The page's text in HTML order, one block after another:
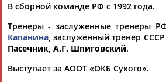
В сборной команде РФ с 1992 года.
Тренеры - заслуженные тренеры
Капанина, заслуженный тренер СССР
Пасечник, А.Г. Шпиговский.
Выступает за АООТ «ОКБ Сухого».